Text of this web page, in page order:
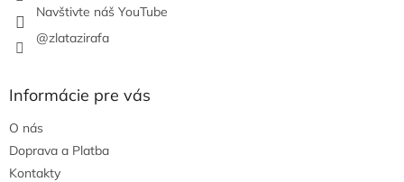
Navštivte náš YouTube
@zlatazirafa
Informácie pre vás
O nás
Doprava a Platba
Kontakty